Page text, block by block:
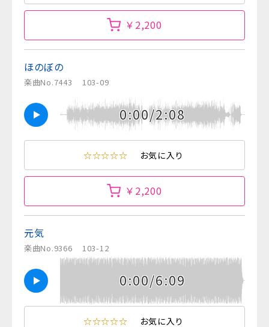
￥2,200
ほのぼの
楽曲No.7443 103-09
0:00/2:08
☆☆☆☆☆ お気に入り
￥2,200
元気
楽曲No.9366 103-12
0:00/6:09
☆☆☆☆☆ お気に入り